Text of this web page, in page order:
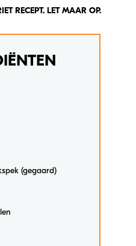
RECEPT. LET MAAR OP.
(gegaard)